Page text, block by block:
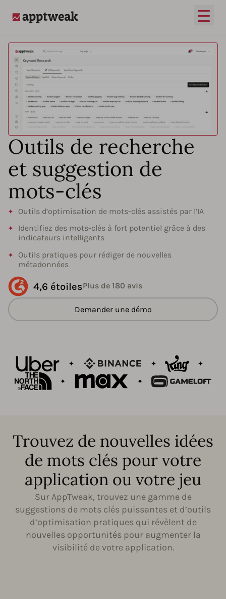
Outils de recherche
et suggestion de
mots-clés
Outils d’optimisation de mots-clés assistés par l’IA
Identifiez des mots-clés à fort potentiel grâce à des
indicateurs intelligents
Outils pratiques pour rédiger de nouvelles
métadonnées
4,6 étoilesPlus de 180 avis
Demander une démo
Trouvez de nouvelles idées
de mots clés pour votre
application ou votre jeu
Sur AppTweak, trouvez une gamme de
suggestions de mots clés puissantes et d’outils
d’optimisation pratiques qui révèlent de
nouvelles opportunités pour augmenter la
visibilité de votre application.